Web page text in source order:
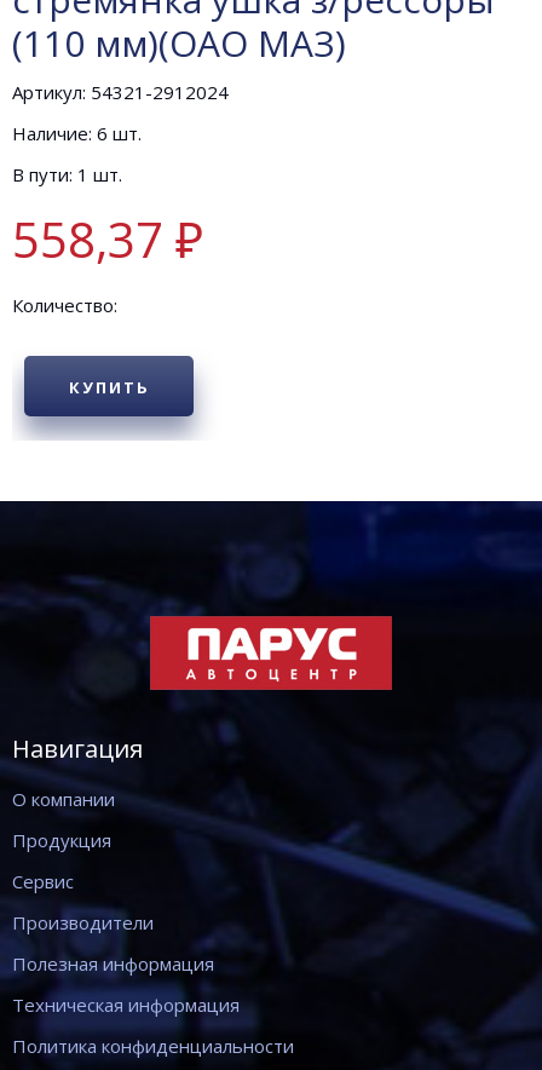
(110 мм)(ОАО МАЗ)
Артикул: 54321-2912024
Наличие: 6 шт.
В пути: 1 шт.
558,37 ₽
Количество:
КУПИТЬ
Навигация
О компании
Продукция
Сервис
Производители
Полезная информация
Техническая информация
Политика конфиденциальности